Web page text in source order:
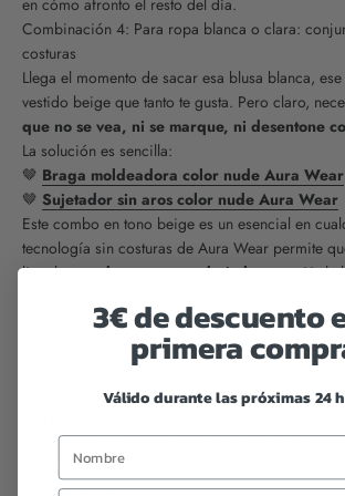
Combinación 4: Para ropa blanca o clara:
costuras
Llega el momento de sacar esa blusa blanca,
vestido beige que tanto te gusta. Pero claro,
que no se vea, ni se marque, ni desentone
La solución es sencilla:
🤎 Braga moldeadora color nude Aura Wear
🤎 Sujetador sin aros color nude Aura Wear
Este combo en tono beige es un esencial en
tecnología sin costuras de Aura Wear permite
literalmentedesaparezcan bajo la ropa. Y al
impecable.
Además, ambas prendas tienen esa elasticidad
se adapten sin apretar. Personalmente, los uso
camisas blancas o pantalones de lino. Es como
Tip personal: Siempre tengo dos conjuntos
mientras el otro se lava. Son tan versátiles que
que imaginas.
3€ de descuento
primera
Válido durante las próximas 24